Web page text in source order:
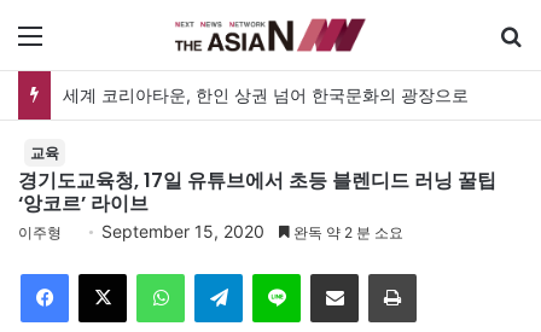
세계 코리아타운, 한인 상권 넘어 한국문화의 광장으로
교육
경기도교육청, 17일 유튜브에서 초등 블렌디드 러닝 꿀팁
‘앙코르’ 라이브
이주형 September 15, 2020 완독 약 2 분 소요
Telegram 이메일